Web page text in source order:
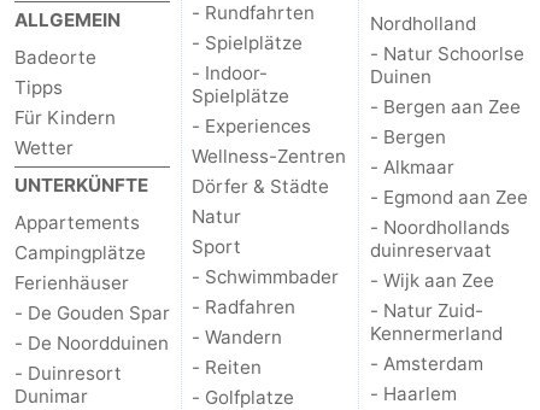
ALLGEMEIN
Badeorte
Tipps
Für Kindern
Wetter
UNTERKÜNFTE
Appartements
Campingplätze
Ferienhäuser
- De Gouden Spar
- De Noordduinen
- Duinresort
Dunimar
- Rundfahrten
- Spielplätze
- Indoor-
Spielplätze
- Experiences
Wellness-Zentren
Dörfer & Städte
Natur
Sport
- Schwimmbader
- Radfahren
- Wandern
- Reiten
- Golfplatze
Nordholland
- Natur Schoorlse
Duinen
- Bergen aan Zee
- Bergen
- Alkmaar
- Egmond aan Zee
- Noordhollands
duinreservaat
- Wijk aan Zee
- Natur Zuid-
Kennermerland
- Amsterdam
- Haarlem